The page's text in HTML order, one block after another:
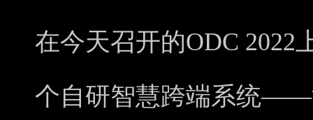
在今天召开的ODC 2022
个自研智慧跨端系统——